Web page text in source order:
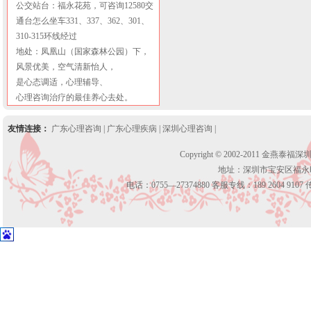
公交站台：福永花苑，可咨询12580交
通台怎么坐车331、337、362、301、
310-315环线经过
地处：凤凰山（国家森林公园）下，
风景优美，空气清新怡人，
是心态调适，心理辅导、
心理咨询治疗的最佳养心去处。
友情连接： 广东心理咨询 广东心理疾病 深圳心理咨询
Copyright © 2002-2011 金燕泰福深
地址：深圳市宝安区福
电话：0755—27374880 客服专线：189 2604 9107